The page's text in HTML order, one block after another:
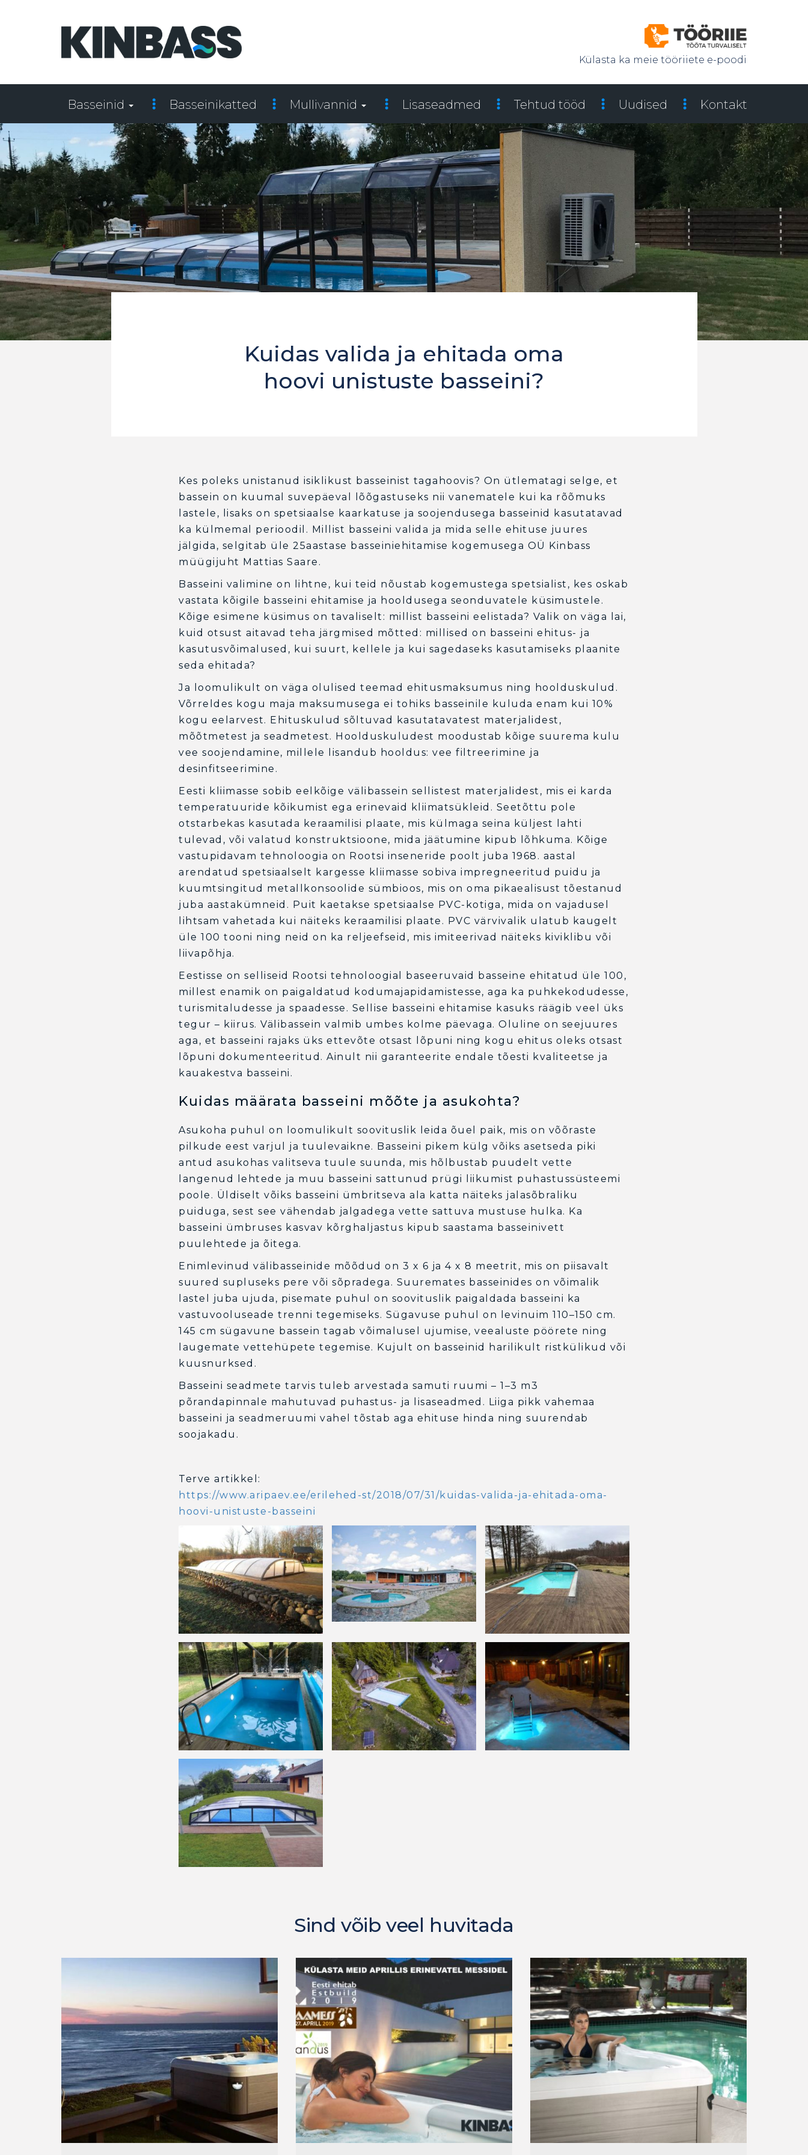
Külasta ka meie tööriiete e-poodi
Basseinid Basseinikatted Mullivannid Lisaseadmed Tehtud tööd Uudised Kontakt
Kuidas valida ja ehitada oma
hoovi unistuste basseini?
Kes poleks unistanud isiklikust basseinist tagahoovis? On ütlematagi selge, et
bassein on kuumal suvepäeval lõõgastuseks nii vanematele kui ka rõõmuks
lastele, lisaks on spetsiaalse kaarkatuse ja soojendusega basseinid kasutatavad
ka külmemal perioodil. Millist basseini valida ja mida selle ehituse juures
jälgida, selgitab üle 25aastase basseiniehitamise kogemusega OÜ Kinbass
müügijuht Mattias Saare.
Basseini valimine on lihtne, kui teid nõustab kogemustega spetsialist, kes oskab
vastata kõigile basseini ehitamise ja hooldusega seonduvatele küsimustele.
Kõige esimene küsimus on tavaliselt: millist basseini eelistada? Valik on väga lai,
kuid otsust aitavad teha järgmised mõtted: millised on basseini ehitus- ja
kasutusvõimalused, kui suurt, kellele ja kui sagedaseks kasutamiseks plaanite
seda ehitada?
Ja loomulikult on väga olulised teemad ehitusmaksumus ning hoolduskulud.
Võrreldes kogu maja maksumusega ei tohiks basseinile kuluda enam kui 10%
kogu eelarvest. Ehituskulud sõltuvad kasutatavatest materjalidest,
mõõtmetest ja seadmetest. Hoolduskuludest moodustab kõige suurema kulu
vee soojendamine, millele lisandub hooldus: vee filtreerimine ja
desinfitseerimine.
Eesti kliimasse sobib eelkõige välibassein sellistest materjalidest, mis ei karda
temperatuuride kõikumist ega erinevaid kliimatsükleid. Seetõttu pole
otstarbekas kasutada keraamilisi plaate, mis külmaga seina küljest lahti
tulevad, või valatud konstruktsioone, mida jäätumine kipub lõhkuma. Kõige
vastupidavam tehnoloogia on Rootsi inseneride poolt juba 1968. aastal
arendatud spetsiaalselt kargesse kliimasse sobiva impregneeritud puidu ja
kuumtsingitud metallkonsoolide sümbioos, mis on oma pikaealisust tõestanud
juba aastakümneid. Puit kaetakse spetsiaalse PVC-kotiga, mida on vajadusel
lihtsam vahetada kui näiteks keraamilisi plaate. PVC värvivalik ulatub kaugelt
üle 100 tooni ning neid on ka reljeefseid, mis imiteerivad näiteks kiviklibu või
liivapõhja.
Eestisse on selliseid Rootsi tehnoloogial baseeruvaid basseine ehitatud üle 100,
millest enamik on paigaldatud kodumajapidamistesse, aga ka puhkekodudesse,
turismitaludesse ja spaadesse. Sellise basseini ehitamise kasuks räägib veel üks
tegur – kiirus. Välibassein valmib umbes kolme päevaga. Oluline on seejuures
aga, et basseini rajaks üks ettevõte otsast lõpuni ning kogu ehitus oleks otsast
lõpuni dokumenteeritud. Ainult nii garanteerite endale tõesti kvaliteetse ja
kauakestva basseini.
Kuidas määrata basseini mõõte ja asukohta?
Asukoha puhul on loomulikult soovituslik leida õuel paik, mis on võõraste
pilkude eest varjul ja tuulevaikne. Basseini pikem külg võiks asetseda piki
antud asukohas valitseva tuule suunda, mis hõlbustab puudelt vette
langenud lehtede ja muu basseini sattunud prügi liikumist puhastussüsteemi
poole. Üldiselt võiks basseini ümbritseva ala katta näiteks jalasõbraliku
puiduga, sest see vähendab jalgadega vette sattuva mustuse hulka. Ka
basseini ümbruses kasvav kõrghaljastus kipub saastama basseinivett
puulehtede ja õitega.
Enimlevinud välibasseinide mõõdud on 3 x 6 ja 4 x 8 meetrit, mis on piisavalt
suured supluseks pere või sõpradega. Suuremates basseinides on võimalik
lastel juba ujuda, pisemate puhul on soovituslik paigaldada basseini ka
vastuvooluseade trenni tegemiseks. Sügavuse puhul on levinuim 110–150 cm.
145 cm sügavune bassein tagab võimalusel ujumise, veealuste pöörete ning
laugemate vettehüpete tegemise. Kujult on basseinid harilikult ristkülikud või
kuusnurksed.
Basseini seadmete tarvis tuleb arvestada samuti ruumi – 1–3 m3
põrandapinnale mahutuvad puhastus- ja lisaseadmed. Liiga pikk vahemaa
basseini ja seadmeruumi vahel tõstab aga ehituse hinda ning suurendab
soojakadu.
Terve artikkel:
https://www.aripaev.ee/erilehed-st/2018/07/31/kuidas-valida-ja-ehitada-oma-
hoovi-unistuste-basseini
Sind võib veel huvitada